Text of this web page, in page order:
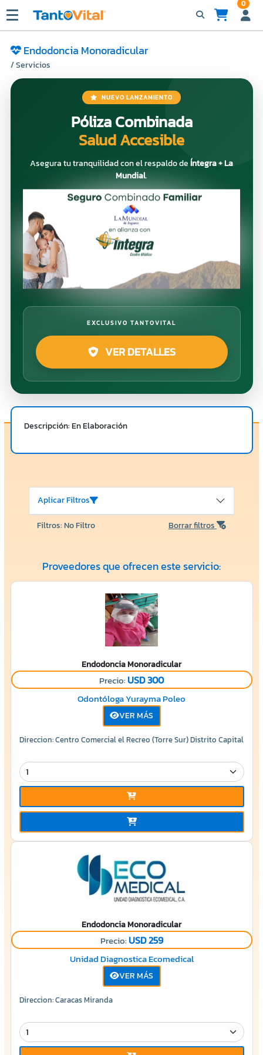
0
Endodoncia Monoradicular
/ Servicios
NUEVO LANZAMIENTO
Póliza Combinada
Salud Accesible
Asegura tu tranquilidad con el respaldo deÍntegra + La
Mundial.
EXCLUSIVO TANTOVITAL
VER DETALLES
Descripción: En Elaboración
Aplicar Filtros
Filtros: No Filtro Borrar filtros
Proveedores que ofrecen este servicio:
Endodoncia Monoradicular
Precio: USD 300
Odontóloga Yurayma Poleo
VER MÁS
Direccion: Centro Comercial el Recreo (Torre Sur) Distrito Capital
Endodoncia Monoradicular
Precio: USD 259
Unidad Diagnostica Ecomedical
VER MÁS
Direccion: Caracas Miranda